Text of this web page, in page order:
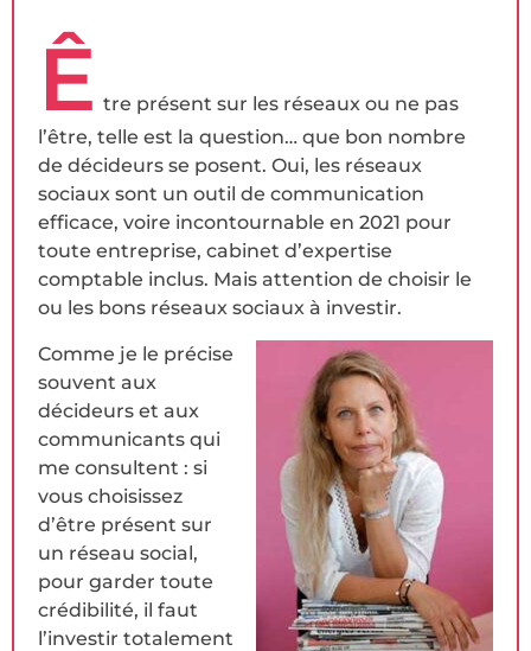
Ê tre présent sur les réseaux ou ne pas
l’être, telle est la question… que bon nombre
de décideurs se posent. Oui, les réseaux
sociaux sont un outil de communication
efficace, voire incontournable en 2021 pour
toute entreprise, cabinet d’expertise
comptable inclus. Mais attention de choisir le
ou les bons réseaux sociaux à investir.
Comme je le précise
souvent aux
décideurs et aux
communicants qui
me consultent : si
vous choisissez
d’être présent sur
un réseau social,
pour garder toute
crédibilité, il faut
l’investir totalement